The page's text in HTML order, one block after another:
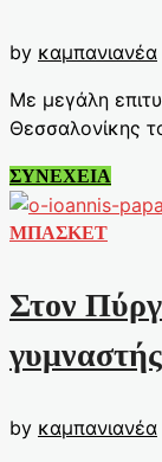
by καμπανιανέα
Με μεγάλη
Θεσσαλονίκης
Το
Athlify
και
Χαλάστρας
το
στο
ΣΥΝΕΧΕΙΑ
ΜΠΑΣΚΕΤ
Στον
by καμπανιανέα